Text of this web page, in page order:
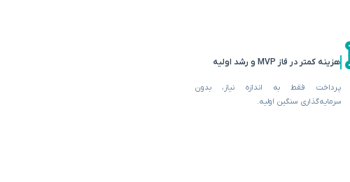
هزینه کمتر در فاز MVP و رشد اولیه
پرداخت فقط به اندازه نیاز، بدون
سرمایه‌گذاری سنگین اولیه.